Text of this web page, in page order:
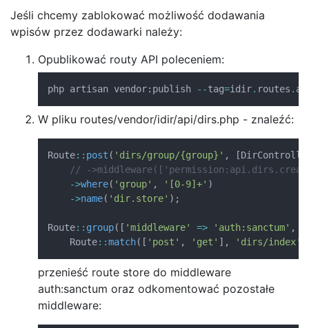
Jeśli chcemy zablokować możliwość dodawania
wpisów przez dodawarki należy:
Opublikować routy API poleceniem:
php artisan vendor: publish --tag=idir. routes .
W pliku routes/vendor/idir/api/dirs.php - znaleźć:
Route:: post ( 'dirs/group/{group}' , [
// -
->where( 'group' , '[0-9]+' )
->name( 'dir.store' ) ;
Route:: group( [ 'middleware' => 'auth:sanctum' ,
Route::match( [ 'post' , 'get' ] , 'dirs/index'
przenieść route store do middleware
auth:sanctum oraz odkomentować pozostałe
middleware: